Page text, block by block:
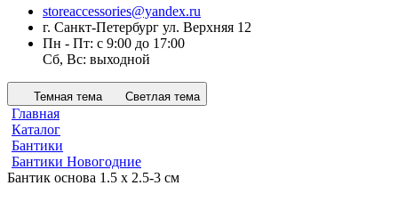
storeaccessories@yandex.ru
г. Санкт-Петербург ул. Верхняя 12
Пн - Пт: с 9:00 до 17:00
Сб, Вс: выходной
Темная тема Светлая тема
Главная
Каталог
Бантики
Бантики Новогодние
Бантик основа 1.5 х 2.5-3 см